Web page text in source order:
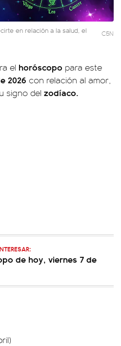
en relación a la salud, el C5N
el horóscopo para este
2026 con relación al amor,
signo del zodíaco.
de hoy, viernes 7 de